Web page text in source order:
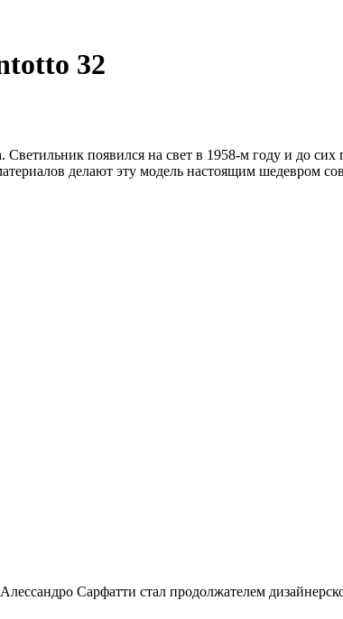
32
появился на свет в 1958-м году и до
делают эту модель настоящим шедевром
Сарфатти стал продолжателем